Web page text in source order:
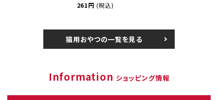
261円 (税込)
猫用おやつの一覧を見る
Information ショッピング情報